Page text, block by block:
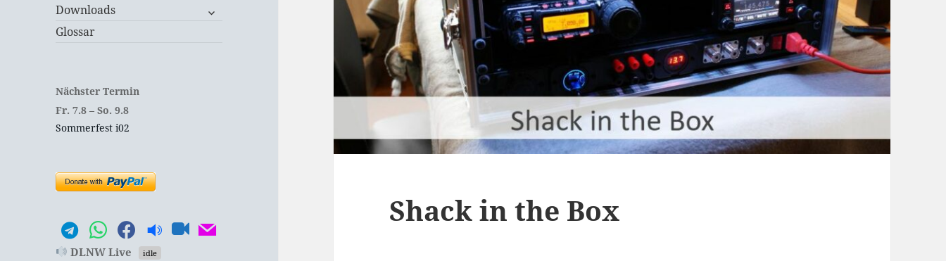
Downloads
untermenü
Glossar
Nächster Termin
Fr. 7.8 –So. 9.8
Sommerfest i02
DLNW Live idle
Shack in the Box